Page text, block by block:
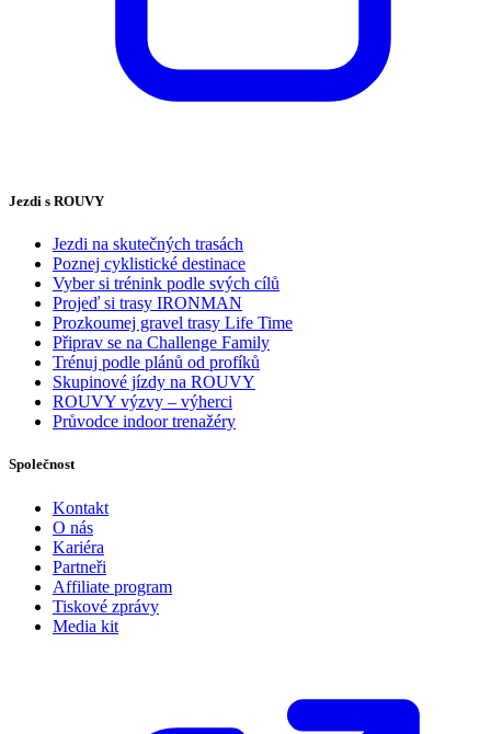
Jezdi s ROUVY
Jezdi na skutečných trasách
Poznej cyklistické destinace
Vyber si trénink podle svých cílů
Projeď si trasy IRONMAN
Prozkoumej gravel trasy Life Time
Připrav se na Challenge Family
Trénuj podle plánů od profíků
Skupinové jízdy na ROUVY
ROUVY výzvy – výherci
Průvodce indoor trenažéry
Společnost
Kontakt
O nás
Kariéra
Partneři
Affiliate program
Tiskové zprávy
Media kit